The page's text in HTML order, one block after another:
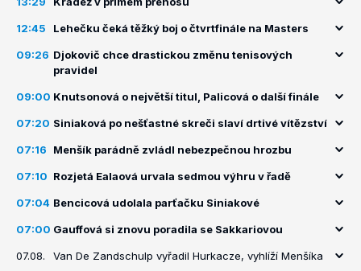
12:45 Lehečku čeká těžký boj o čtvrtfinále na Masters
09:26 Djokovič chce drastickou změnu tenisových
pravidel
09:00 Knutsonová o největší titul, Palicová o další finále
07:20 Siniaková po nešťastné skreči slaví drtivé vítězství
07:16 Menšík parádně zvládl nebezpečnou hrozbu
07:10 Rozjetá Ealaová urvala sedmou výhru v řadě
07:04 Bencicová udolala parťačku Siniakové
07:00 Gauffová si znovu poradila se Sakkariovou
07.08. Van De Zandschulp vyřadil Hurkacze, vyhlíží Menšíka